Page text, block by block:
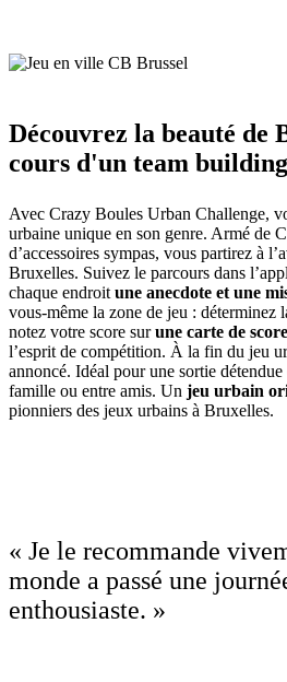
Découvrez la beauté de
cours d'un team
Avec Crazy Boules Urban Challenge,
urbaine unique en son genre. Armé de
d’accessoires sympas, vous partirez à
Bruxelles. Suivez le parcours dans
chaque endroit une anecdote et une
vous-même la zone de jeu : déterminez
notez votre score surune carte de score
l’esprit de compétition. À la fin du jeu
annoncé. Idéal pour une sortie
famille ou entre amis. Un jeu urbain
pionniers des jeux urbains à Bruxelles.
« Je le recommande
monde a passé une
enthousiaste. »